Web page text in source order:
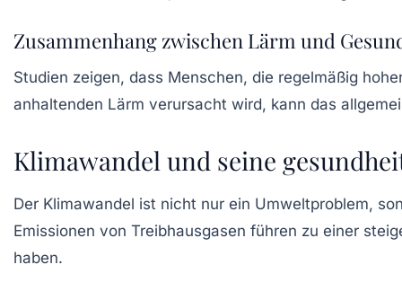
Zusammenhang zwischen Lärm und
Studien zeigen, dass Menschen, die regelmäßig
anhaltenden Lärm verursacht wird, kann das
Klimawandel und seine
Der Klimawandel ist nicht nur ein Umweltproblem,
Emissionen von Treibhausgasen führen zu einer
haben.